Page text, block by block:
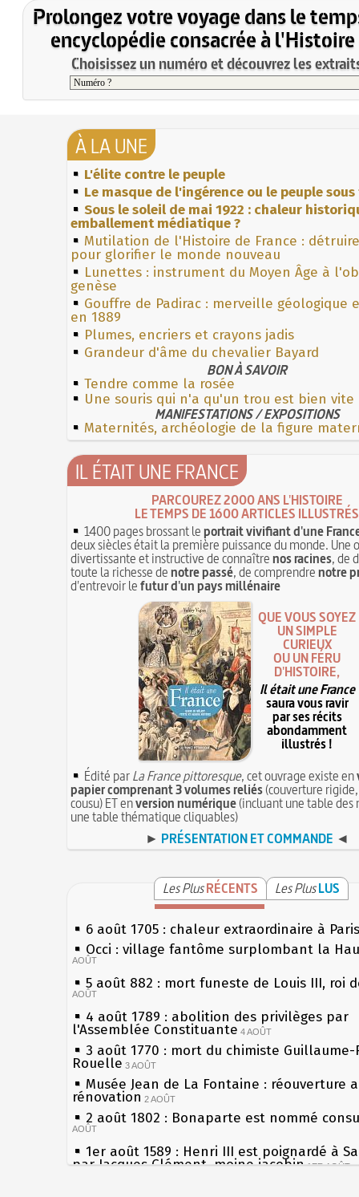
Prolongez votre voyage dans le
encyclopédie consacrée à l'Histoire
Choisissez un numéro et découvrez les
À LA UNE
L'élite contre le peuple
Le masque de l'ingérence ou le peuple
Sous le soleil de mai 1922 : chaleur
emballement médiatique ?
Mutilation de l'Histoire de France :
pour glorifier le monde nouveau
Lunettes : instrument du Moyen Âge à
genèse
Gouffre de Padirac : merveille géologique
en 1889
Plumes, encriers et crayons jadis
Grandeur d'âme du chevalier Bayard
BON À SAVOIR
Tendre comme la rosée
Une souris qui n'a qu'un trou est bien vite
MANIFESTATIONS / EXPOSITIONS
Maternités, archéologie de la figure
IL ÉTAIT UNE FRANCE
PARCOUREZ 2000 ANS L'HISTOIRE
LE TEMPS DE 1600 ARTICLES ILLUSTRÉS
1400 pages brossant leportrait vivifiant d'une
deux siècles était la première puissance du monde. Une
divertissante et instructive de connaîtrenos racines, de
toute la richesse denotre passé, de comprendrenotre
d'entrevoir lefutur d'un pays millénaire
QUE VOUS SOYEZ
UN SIMPLE
CURIEUX
OU UN FÉRU
D'HISTOIRE,
Il était une France
saura vous ravir
par ses récits
abondamment
illustrés !
Édité parLa France pittoresque, cet ouvrage existe en
papier comprenant 3 volumes reliés(couverture
cousu) ET enversion numérique(incluant une table des
une table thématique cliquables)
► PRÉSENTATION ET COMMANDE ◄
Les PlusRÉCENTS Les PlusLUS
6 août 1705 : chaleur extraordinaire à Paris
Occi : village fantôme surplombant la
AOÛT
5 août 882 : mort funeste de Louis III, roi
AOÛT
4 août 1789 : abolition des privilèges par
l'Assemblée Constituante 4 AOÛT
3 août 1770 : mort du chimiste Guillaume-
Rouelle 3 AOÛT
Musée Jean de La Fontaine : réouverture
rénovation 2 AOÛT
2 août 1802 : Bonaparte est nommé
AOÛT
1er août 1589 : Henri III est poignardé à
par Jacques Clément, moine jacobin 1ER AOÛT